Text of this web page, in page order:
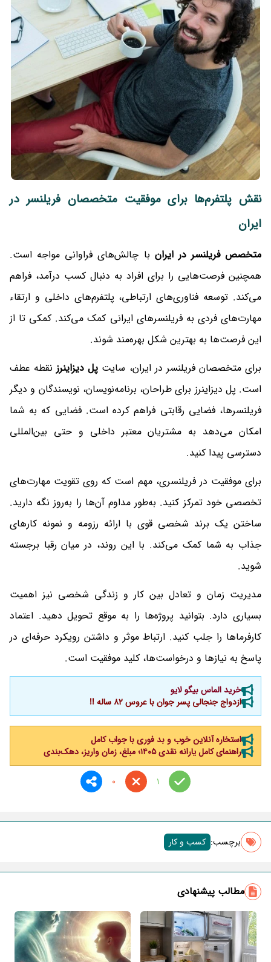
نقش پلتفرم‌ها برای موفقیت متخصصان فریلنسر در
ایران
متخصص فریلنسر در ایران با چالش‌های فراوانی مواجه است.
همچنین فرصت‌هایی را برای افراد به دنبال کسب درآمد، فراهم
می‌کند. توسعه فناوری‌های ارتباطی، پلتفرم‌های داخلی و ارتقاء
مهارت‌های فردی به فریلنسرهای ایرانی کمک می‌کند. کمکی تا از
این فرصت‌ها به بهترین شکل بهره‌مند شوند.
برای متخصصان فریلنسر در ایران، سایت پل دیزاینرزنقطه عطف
است. پل دیزاینرز برای طراحان، برنامه‌نویسان، نویسندگان و دیگر
فریلنسرها، فضایی رقابتی فراهم کرده است. فضایی که به شما
امکان می‌دهد به مشتریان معتبر داخلی و حتی بین‌المللی
دسترسی پیدا کنید.
برای موفقیت در فریلنسری، مهم است که روی تقویت مهارت‌های
تخصصی خود تمرکز کنید. به‌طور مداوم آن‌ها را به‌روز نگه دارید.
ساختن یک برند شخصی قوی با ارائه رزومه و نمونه کارهای
جذاب به شما کمک می‌کند. با این روند، در میان رقبا برجسته
شوید.
مدیریت زمان و تعادل بین کار و زندگی شخصی نیز اهمیت
بسیاری دارد. بتوانید پروژه‌ها را به موقع تحویل دهید. اعتماد
کارفرماها را جلب کنید. ارتباط موثر و داشتن رویکرد حرفه‌ای در
پاسخ به نیازها و درخواست‌ها، کلید موفقیت است.
خرید الماس بیگو لایو
ازدواج جنجالی پسر جوان با عروس 82 ساله !!
استخاره آنلاین خوب و بد فوری با جواب کامل
راهنمای کامل یارانه نقدی ۱۴۰۵؛ مبلغ، زمان واریز، دهک‌بندی
1
0
برچسب‌: کسب و کار
مطالب پیشنهادی